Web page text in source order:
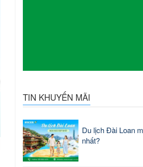
TIN KHUYẾN MÃI
Du lịch Đài Loan
nhất?